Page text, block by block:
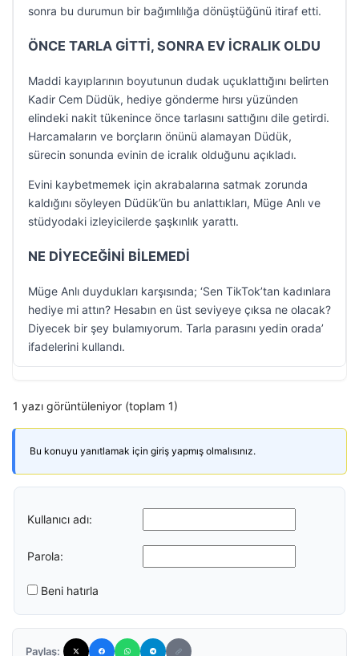
sonra bu durumun bir bağımlılığa dönüştüğünü itiraf etti.
ÖNCE TARLA GİTTİ, SONRA EV İCRALIK OLDU
Maddi kayıplarının boyutunun dudak uçuklattığını belirten
Kadir Cem Düdük, hediye gönderme hırsı yüzünden
elindeki nakit tükenince önce tarlasını sattığını dile getirdi.
Harcamaların ve borçların önünü alamayan Düdük,
sürecin sonunda evinin de icralık olduğunu açıkladı.
Evini kaybetmemek için akrabalarına satmak zorunda
kaldığını söyleyen Düdük’ün bu anlattıkları, Müge Anlı ve
stüdyodaki izleyicilerde şaşkınlık yarattı.
NE DİYECEĞİNİ BİLEMEDİ
Müge Anlı duydukları karşısında; ‘Sen TikTok’tan kadınlara
hediye mi attın? Hesabın en üst seviyeye çıksa ne olacak?
Diyecek bir şey bulamıyorum. Tarla parasını yedin orada’
ifadelerini kullandı.
1 yazı görüntüleniyor (toplam 1)
Bu konuyu yanıtlamak için giriş yapmış olmalısınız.
Kullanıcı adı:
Parola:
Beni hatırla
Paylaş: